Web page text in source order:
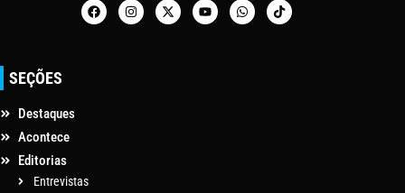
SEÇÕES
Destaques
Acontece
Editorias
Entrevistas